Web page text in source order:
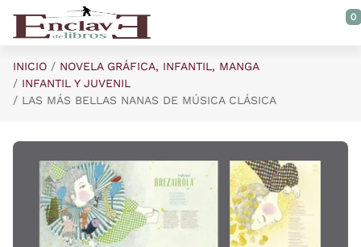
Saltar al contenido principal
0
INICIO
NOVELA GRÁFICA, INFANTIL, MANGA
INFANTIL Y JUVENIL
LAS MÁS BELLAS NANAS DE MÚSICA CLÁSICA